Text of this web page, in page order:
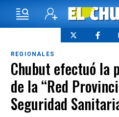
REGIONALES
Chubut efectuó la
de la “Red
Seguridad